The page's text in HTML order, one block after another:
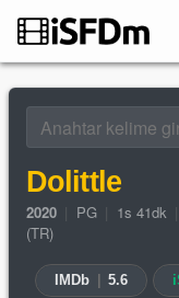
Dolittle
2020 PG 1s 41dk
(TR)
IMDb 5.6